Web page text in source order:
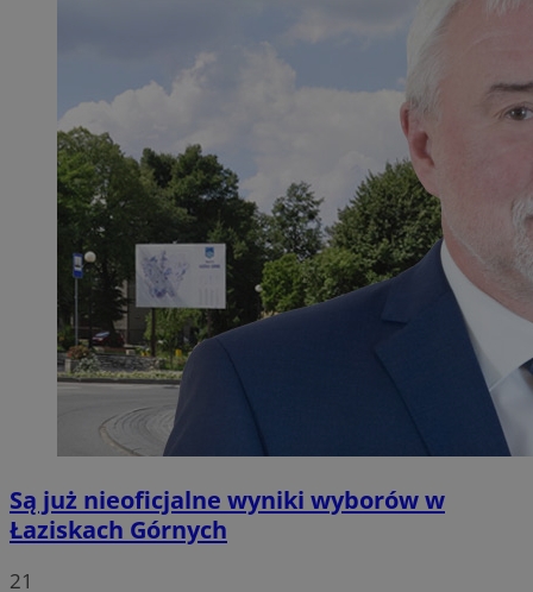
Są już nieoficjalne wyniki wyborów w
Łaziskach Górnych
21